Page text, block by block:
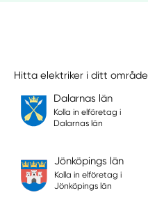
Hitta elektriker i ditt område
Dalarnas län
Kolla in elföretag i
Dalarnas län
Jönköpings län
Kolla in elföretag i
Jönköpings län